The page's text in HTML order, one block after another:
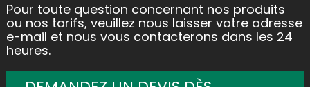
Pour toute question concernant nos produits
ou nos tarifs, veuillez nous laisser votre adresse
e-mail et nous vous contacterons dans les 24
heures.